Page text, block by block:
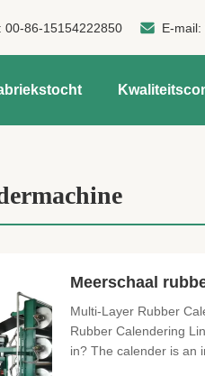
00-86-15154222850 E-mail:
Meerschaal
Multi-Layer Rubber
Rubber Calendering
in? The calender is an